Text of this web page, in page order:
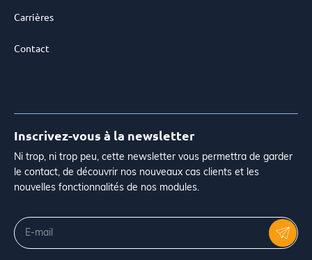
Carrières
Contact
Inscrivez-vous à la newsletter
Ni trop, ni trop peu, cette newsletter vous permettra de garder
le contact, de découvrir nos nouveaux cas clients et les
nouvelles fonctionnalités de nos modules.